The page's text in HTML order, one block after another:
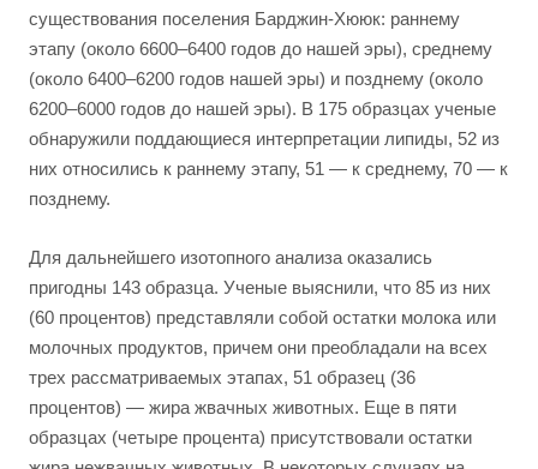
существования поселения Барджин-Хююк: раннему
этапу (около 6600–6400 годов до нашей эры), среднему
(около 6400–6200 годов нашей эры) и позднему (около
6200–6000 годов до нашей эры). В 175 образцах ученые
обнаружили поддающиеся интерпретации липиды, 52 из
них относились к раннему этапу, 51 — к среднему, 70 — к
позднему.
Для дальнейшего изотопного анализа оказались
пригодны 143 образца. Ученые выяснили, что 85 из них
(60 процентов) представляли собой остатки молока или
молочных продуктов, причем они преобладали на всех
трех рассматриваемых этапах, 51 образец (36
процентов) — жира жвачных животных. Еще в пяти
образцах (четыре процента) присутствовали остатки